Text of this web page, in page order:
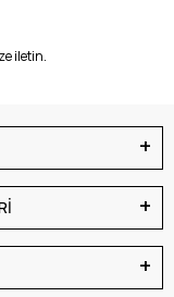
iletin.